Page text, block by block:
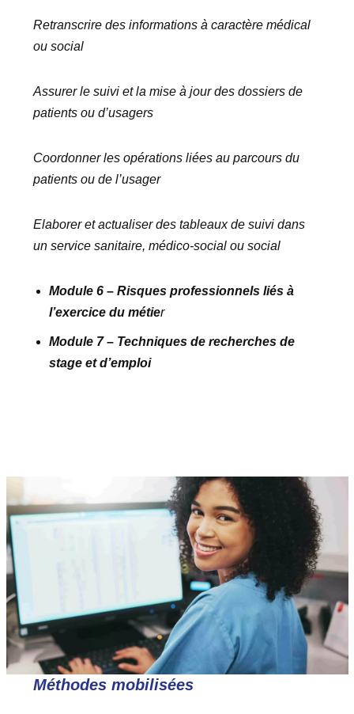
Retranscrire des informations à caractère médical
ou social
Assurer le suivi et la mise à jour des dossiers de
patients ou d’usagers
Coordonner les opérations liées au parcours du
patients ou de l’usager
Elaborer et actualiser des tableaux de suivi dans
un service sanitaire, médico-social ou social
Module 6 – Risques professionnels liés à
l’exercice du métier
Module 7 – Techniques de recherches de
stage et d’emploi
Méthodes mobilisées